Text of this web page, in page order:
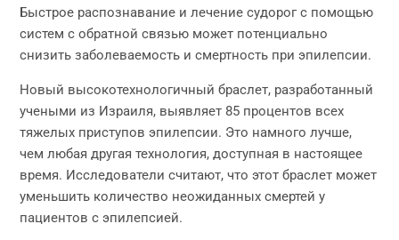
Быстрое распознавание и лечение судорог с помощью
систем с обратной связью может потенциально
снизить заболеваемость и смертность при эпилепсии.
Новый высокотехнологичный браслет, разработанный
учеными из Израиля, выявляет 85 процентов всех
тяжелых приступов эпилепсии. Это намного лучше,
чем любая другая технология, доступная в настоящее
время. Исследователи считают, что этот браслет может
уменьшить количество неожиданных смертей у
пациентов с эпилепсией.